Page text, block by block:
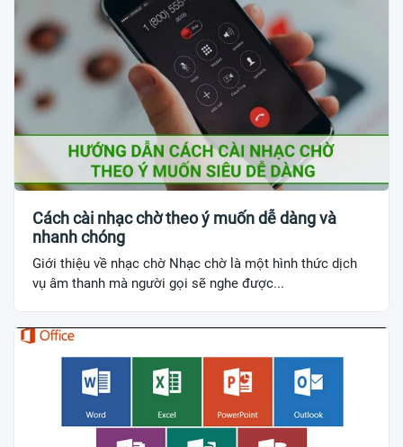
Cách cài nhạc chờ theo ý muốn dễ dàng và
nhanh chóng
Giới thiệu về nhạc chờ Nhạc chờ là một hình thức dịch
vụ âm thanh mà người gọi sẽ nghe được...